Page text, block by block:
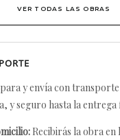
VER TODAS LAS OBRAS
y envía con
y seguro hasta la entrega
Recibirás la obra en